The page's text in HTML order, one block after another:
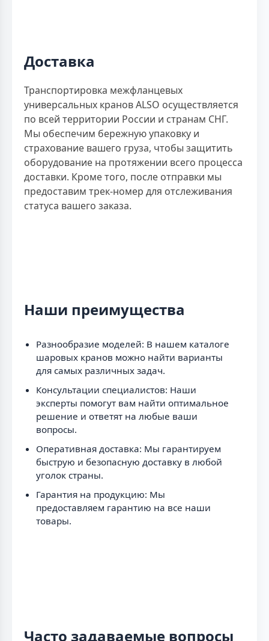
Доставка
Транспортировка межфланцевых
универсальных кранов ALSO осуществляется
по всей территории России и странам СНГ.
Мы обеспечим бережную упаковку и
страхование вашего груза, чтобы защитить
оборудование на протяжении всего процесса
доставки. Кроме того, после отправки мы
предоставим трек-номер для отслеживания
статуса вашего заказа.
Наши преимущества
Разнообразие моделей: В нашем каталоге
шаровых кранов можно найти варианты
для самых различных задач.
Консультации специалистов: Наши
эксперты помогут вам найти оптимальное
решение и ответят на любые ваши
вопросы.
Оперативная доставка: Мы гарантируем
быструю и безопасную доставку в любой
уголок страны.
Гарантия на продукцию: Мы
предоставляем гарантию на все наши
товары.
Часто задаваемые вопросы